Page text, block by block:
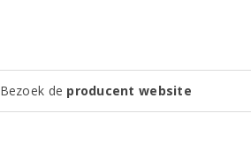
Bezoek de producent website